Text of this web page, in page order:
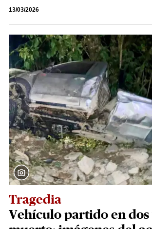
13/03/2026
Tragedia
Vehículo partido en dos